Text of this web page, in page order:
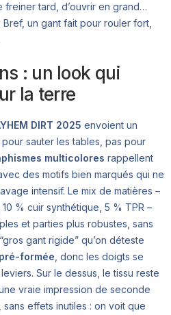
tard, d’ouvrir en grand…
un gant fait pour rouler fort,
: un look qui
la terre
DIRT 2025 envoient un
sauter les tables, pas pour
multicolores rappellent
des motifs bien marqués qui ne
intensif. Le mix de matières –
% cuir synthétique, 5 % TPR –
et parties plus robustes, sans
gant rigide” qu’on déteste
pré-formée , donc les doigts se
Sur le dessus, le tissu reste
vraie impression de seconde
effets inutiles : on voit que